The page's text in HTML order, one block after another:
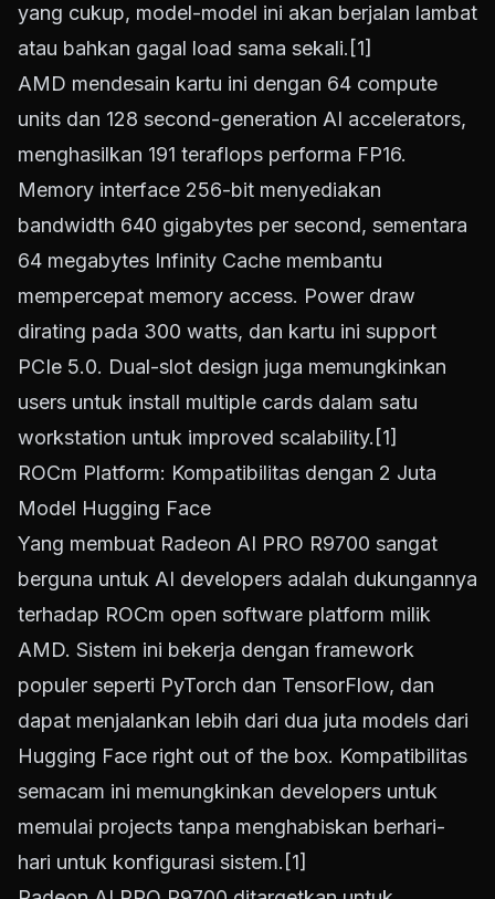
yang cukup, model-model ini akan berjalan lambat
atau bahkan gagal load sama sekali. [1]
AMD mendesain kartu ini dengan 64 compute
units dan 128 second-generation AI accelerators,
menghasilkan 191 teraflops performa FP16.
Memory interface 256-bit menyediakan
bandwidth 640 gigabytes per second, sementara
64 megabytes Infinity Cache membantu
mempercepat memory access. Power draw
dirating pada 300 watts, dan kartu ini support
PCIe 5.0. Dual-slot design juga memungkinkan
users untuk install multiple cards dalam satu
workstation untuk improved scalability. [1]
ROCm Platform: Kompatibilitas dengan 2 Juta
Model Hugging Face
Yang membuat Radeon AI PRO R9700 sangat
berguna untuk AI developers adalah dukungannya
terhadap ROCm open software platform milik
AMD. Sistem ini bekerja dengan framework
populer seperti PyTorch dan TensorFlow, dan
dapat menjalankan lebih dari dua juta models dari
Hugging Face right out of the box. Kompatibilitas
semacam ini memungkinkan developers untuk
memulai projects tanpa menghabiskan berhari-
hari untuk konfigurasi sistem. [1]